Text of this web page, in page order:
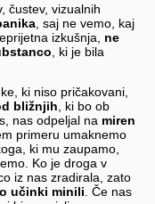
čustev, vizualnih
, saj ne vemo, kaj
izkušnja, ne
, ki je bila
ki niso pričakovani,
bližnjih , ki bo ob
nas odpeljal na miren
primeru umaknemo
ki mu zaupamo,
Ko je droga v
iz nas zradirala, zato
učinki minili . Če nas